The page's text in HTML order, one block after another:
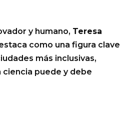
y humano, Teresa
como una figura clave
más inclusivas,
puede y debe